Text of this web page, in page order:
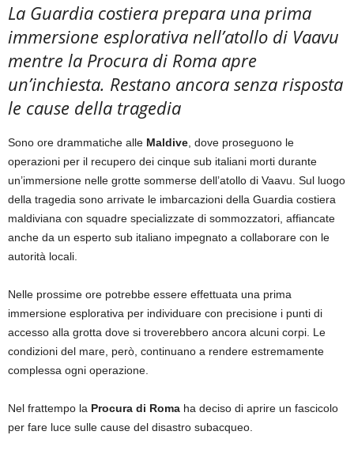
La Guardia costiera prepara una prima
immersione esplorativa nell’atollo di Vaavu
mentre la Procura di Roma apre
un’inchiesta. Restano ancora senza risposta
le cause della tragedia
Sono ore drammatiche alle Maldive , dove proseguono le
operazioni per il recupero dei cinque sub italiani morti durante
un’immersione nelle grotte sommerse dell’atollo di Vaavu. Sul luogo
della tragedia sono arrivate le imbarcazioni della Guardia costiera
maldiviana con squadre specializzate di sommozzatori, affiancate
anche da un esperto sub italiano impegnato a collaborare con le
autorità locali.
Nelle prossime ore potrebbe essere effettuata una prima
immersione esplorativa per individuare con precisione i punti di
accesso alla grotta dove si troverebbero ancora alcuni corpi. Le
condizioni del mare, però, continuano a rendere estremamente
complessa ogni operazione.
Nel frattempo la Procura di Roma ha deciso di aprire un fascicolo
per fare luce sulle cause del disastro subacqueo.